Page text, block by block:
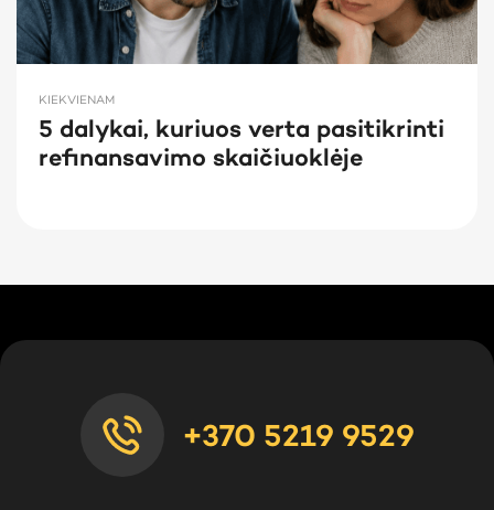
KIEKVIENAM
5 dalykai, kuriuos verta pasitikrinti
refinansavimo skaičiuoklėje
+370 5219 9529